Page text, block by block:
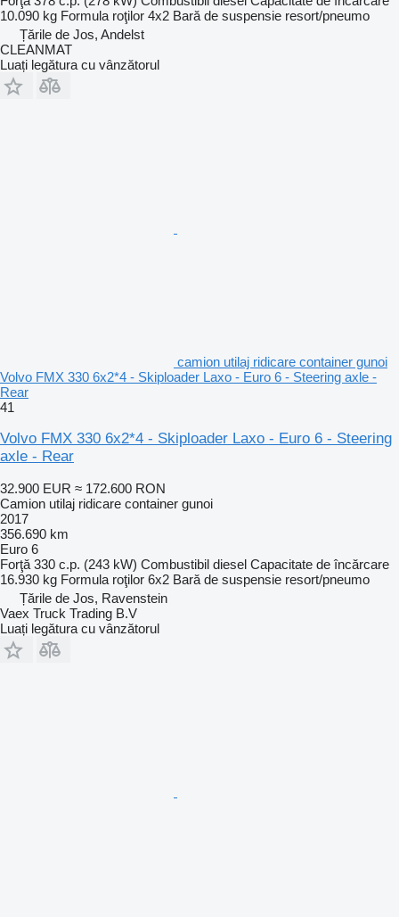
10.090 kg Formula roţilor 4x2 Bară de suspensie resort/pneumo
Țările de Jos, Andelst
CLEANMAT
Luați legătura cu vânzătorul
camion utilaj ridicare container gunoi
Volvo FMX 330 6x2*4 - Skiploader Laxo - Euro 6 - Steering axle -
Rear
41
Volvo FMX 330 6x2*4 - Skiploader Laxo - Euro 6 - Steering
axle - Rear
32.900 EUR ≈ 172.600 RON
Camion utilaj ridicare container gunoi
2017
356.690 km
Euro 6
Forţă 330 c.p. (243 kW) Combustibil diesel Capacitate de încărcare
16.930 kg Formula roţilor 6x2 Bară de suspensie resort/pneumo
Țările de Jos, Ravenstein
Vaex Truck Trading B.V
Luați legătura cu vânzătorul